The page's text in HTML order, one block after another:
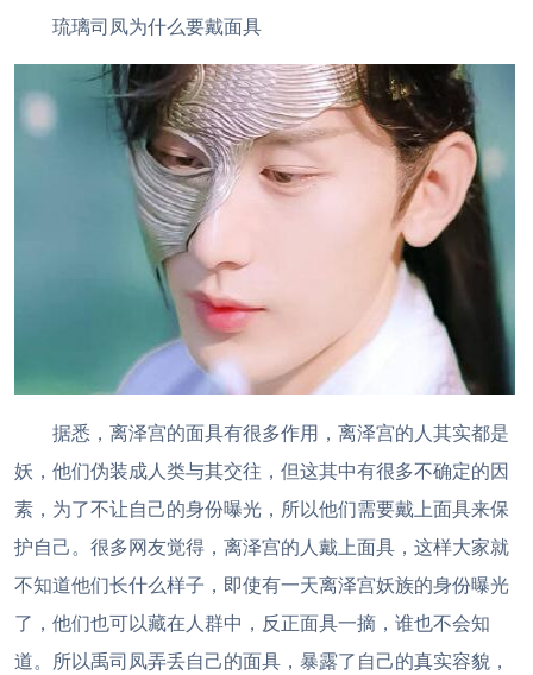
琉璃司凤为什么要戴面具
据悉，离泽宫的面具有很多作用，离泽宫的人其实都是
妖，他们伪装成人类与其交往，但这其中有很多不确定的因
素，为了不让自己的身份曝光，所以他们需要戴上面具来保
护自己。很多网友觉得，离泽宫的人戴上面具，这样大家就
不知道他们长什么样子，即使有一天离泽宫妖族的身份曝光
了，他们也可以藏在人群中，反正面具一摘，谁也不会知
道。所以禹司凤弄丢自己的面具，暴露了自己的真实容貌，